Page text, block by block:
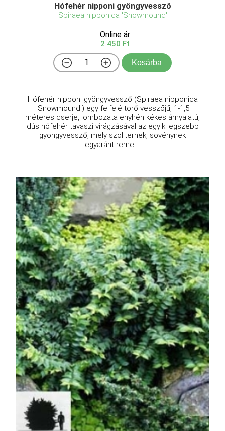
Hófehér nipponi gyöngyvessző
Spiraea nipponica 'Snowmound'
Online ár
2 450 Ft
Kosárba
Hófehér nipponi gyöngyvessző (Spiraea nipponica
'Snowmound') egy felfelé törő vesszőjű, 1-1,5
méteres cserje, lombozata enyhén kékes árnyalatú,
dús hófehér tavaszi virágzásával az egyik legszebb
gyöngyvessző, mely szoliternek, sövénynek
egyaránt reme ...